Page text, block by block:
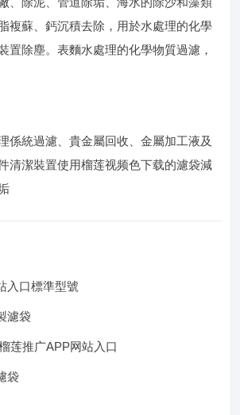
複蘇、鈣沉積去除，用於水處理的化學
置除塵。表麵水處理的化學物質過濾，
係統過濾、貴金屬回收、金屬加工液及
清潔裝置使用榴莲视频色下载的濾袋減
入口標準型號
濾袋
莲推广APP网站入口
袋